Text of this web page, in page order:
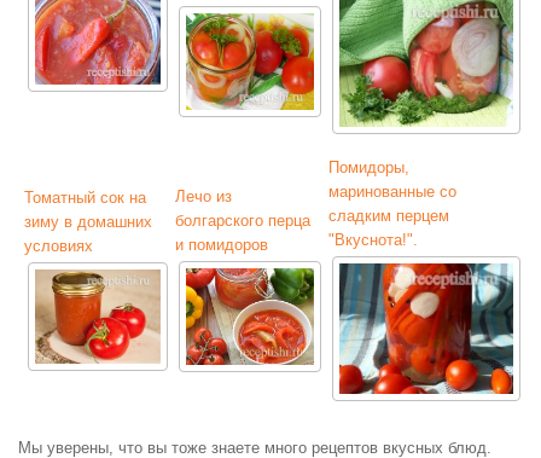
Томатный сок на
зиму в домашних
условиях
Лечо из
болгарского перца
и помидоров
Помидоры,
маринованные со
сладким перцем
"Вкуснота!".
Мы уверены, что вы тоже знаете много рецептов вкусных блюд.